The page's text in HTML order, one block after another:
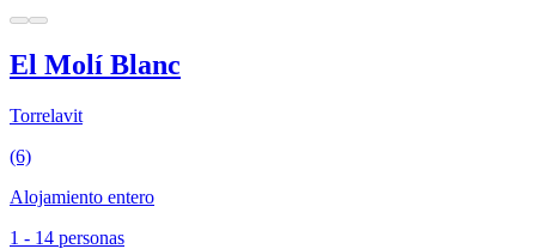
El Molí Blanc
Torrelavit
(6)
Alojamiento entero
1 - 14 personas